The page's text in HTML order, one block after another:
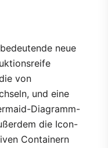
neue
von
und eine
Diagramm-
die Icon-
Containern